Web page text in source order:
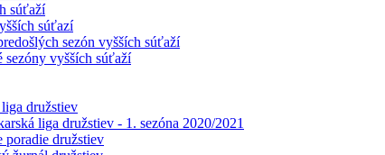
súťaží
súťazí
sezón vyšších súťaží
sezóny vyšších súťaží
družstiev
liga družstiev - 1. sezóna 2020/2021
poradie družstiev